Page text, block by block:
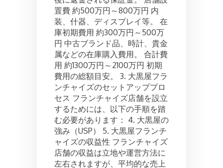
置費 約500万円～800万円 内
装、什器、ディスプレイ等。 在
庫初期費用 約300万円～500万
円 中古ブランド品、時計、貴金
属などの在庫購入費用。 合計費
用 約1300万円～2100万円 初期
費用の総額目安。 3. 大黒屋フラ
ンチャイズのセットアッププロ
セス フランチャイズ店舗を設立
するためには、以下の手順を踏
む必要があります： 4. 大黒屋の
強み（USP） 5. 大黒屋フランチ
ャイズの収益性 フランチャイズ
店舗の収益は立地や運営方法に
左右されますが、平均的な売上